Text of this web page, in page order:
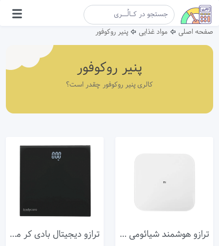
صفحه اصلی مواد غذایی پنیر روکوفور
پنیر روکوفور
کالری پنیر روکوفور چقدر است؟
ترازو هوشمند شیائومی مدل Mi-Smart-Scale2 ترازو دیجیتال بادی کر مدل Lite 1C